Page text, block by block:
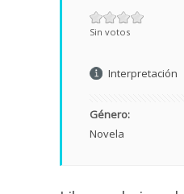
Sin votos
Interpretación
Género:
Novela